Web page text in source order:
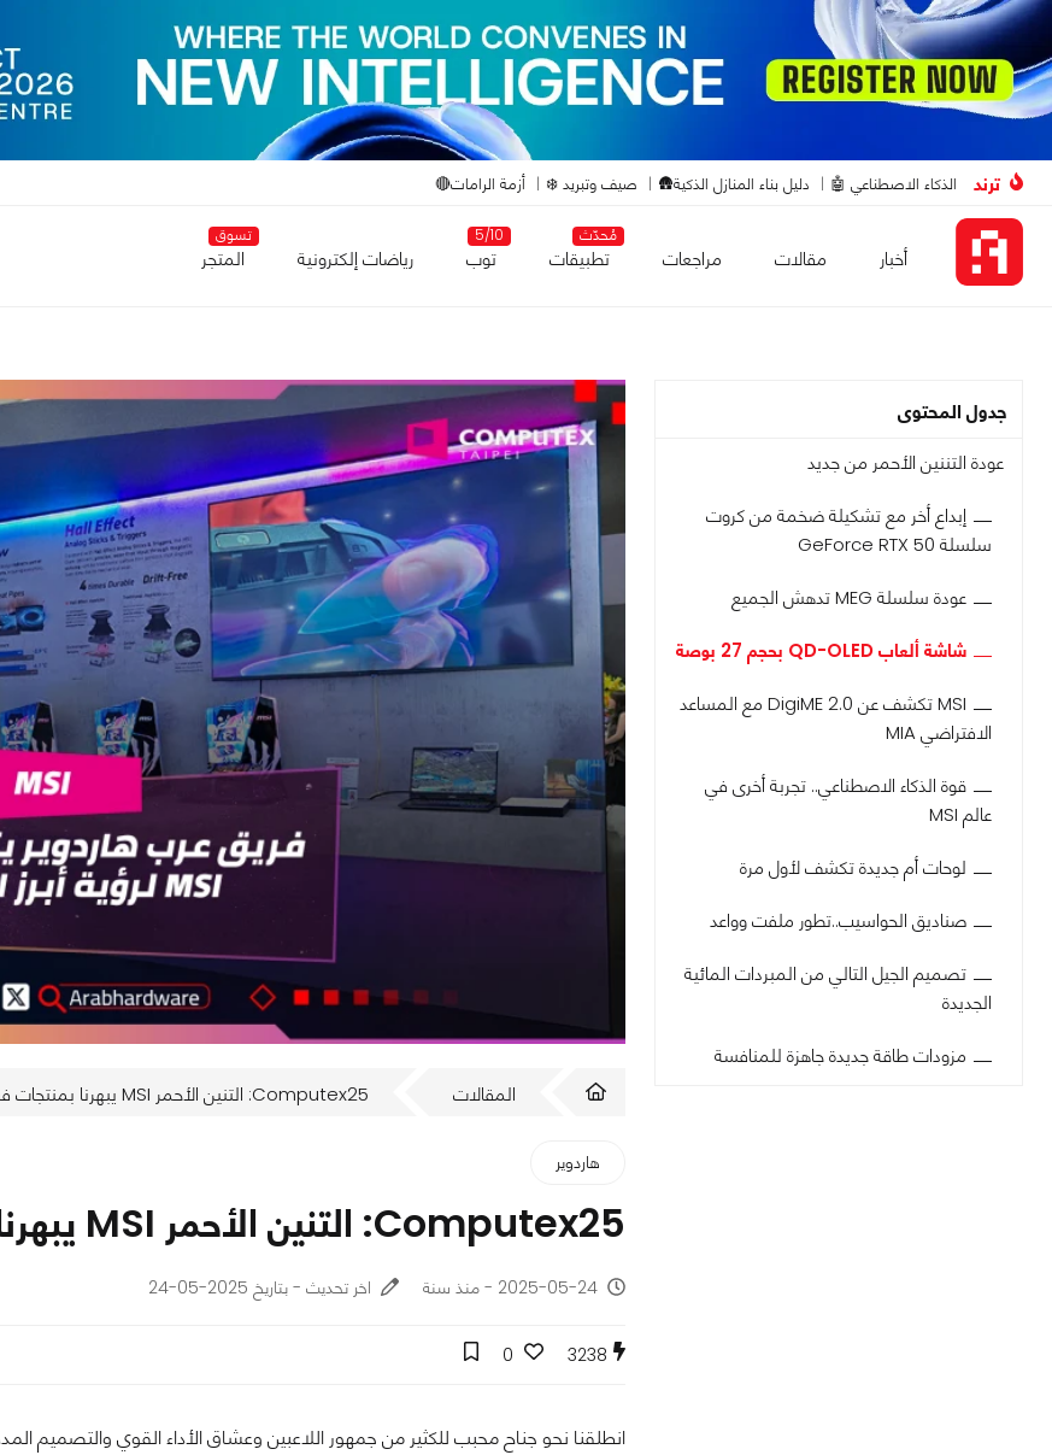
ترند الذكاء الاصطناعي 🤖 دليل بناء المنازل الذكية🛖 صيف وتبريد ❄️ أزمة الرامات🔴
أخبار مقالات مراجعات
مُحدّث
تطبيقات
5/10
توب رياضات إلكترونية
تسوق
المتجر
جدول المحتوى
عودة التننين الأحمر من جديد
إبداع أخر مع تشكيلة ضخمة من كروت
سلسلة GeForce RTX 50
عودة سلسلة MEG تدهش الجميع
شاشة ألعاب QD-OLED بحجم 27 بوصة
MSI تكشف عن DigiME 2.0 مع المساعد
الافتراضي MIA
قوة الذكاء الاصطناعي.. تجربة أخرى في
عالم MSI
لوحات أم جديدة تكشف لأول مرة
صناديق الحواسيب..تطور ملفت وواعد
تصميم الجيل التالي من المبردات المائية
الجديدة
مزودات طاقة جديدة جاهزة للمنافسة
المقالات
Computex25: التنين الأحمر MSI يبهرنا بمنتجات فريدة من نوعها
هاردوير
Computex25: التنين الأحمر MSI يبهرنا بمنتجات فريدة من نوعها
2025-05-24 - منذ سنة اخر تحديث - بتاريخ 2025-05-24
3238
0